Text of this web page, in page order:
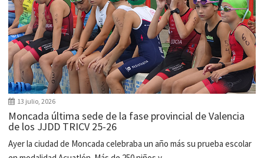
13 julio, 2026
Moncada última sede de la fase provincial de Valencia
de los JJDD TRICV 25-26
Ayer la ciudad de Moncada celebraba un año más su prueba escolar